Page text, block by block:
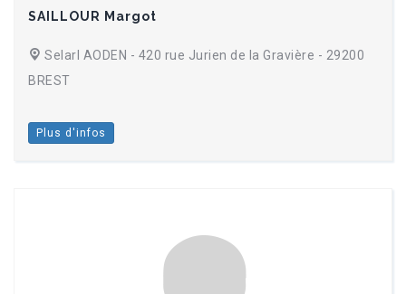
SAILLOUR Margot
Selarl AODEN - 420 rue Jurien de la Gravière - 29200
BREST
Plus d'infos